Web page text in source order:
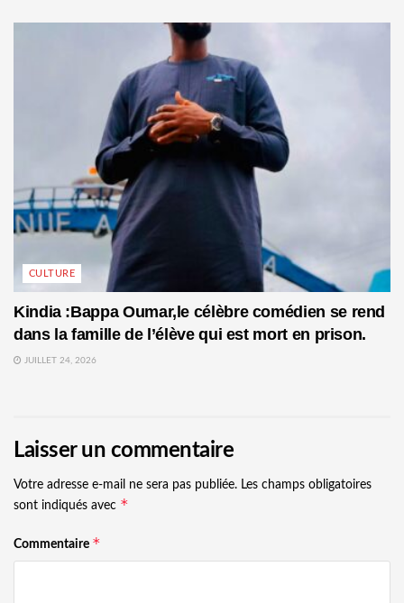
CULTURE
Kindia :Bappa Oumar,le célèbre comédien se rend
dans la famille de l’élève qui est mort en prison.
JUILLET 24, 2026
Laisser un commentaire
Votre adresse e-mail ne sera pas publiée. Les champs obligatoires
sont indiqués avec *
Commentaire *